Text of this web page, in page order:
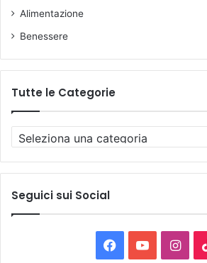
Alimentazione
Benessere
Tutte le Categorie
u
t
e
Seguici sui Social
I